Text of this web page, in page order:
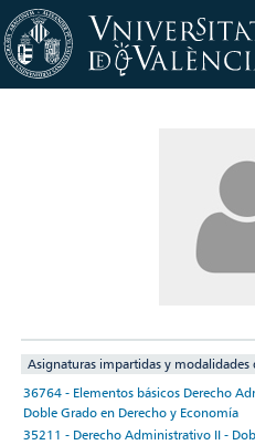
Asignaturas impartidas y modalidades
36764 - Elementos básicos Derecho
Doble Grado en Derecho y Economía
35211 - Derecho Administrativo II -